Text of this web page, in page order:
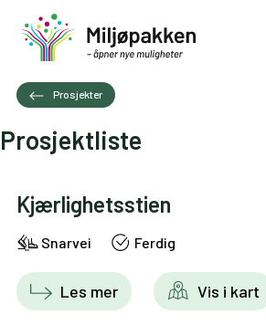
Prosjekter
Prosjektliste
Kjærlighetsstien
Snarvei Ferdig
Les mer Vis i kart